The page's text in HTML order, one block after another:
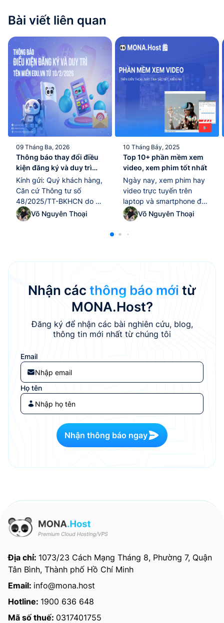
Bài viết liên quan
09 Tháng Ba, 2026
Thông báo thay đổi điều
kiện đăng ký và duy trì
tên miền “.edu.vn” kể từ
ngày 10/02/2026
Kính gửi: Quý khách hàng,
Căn cứ Thông tư số
48/2025/TT-BKHCN do Bộ
Khoa học và Công nghệ
ban hành ngày
dụng tài nguyên Internet
miền “.vn”, địa chỉ IP, ASN),
MONA Host...
Võ Nguyên Thoại
10 Tháng Bảy, 2025
Top 10+ phần mềm xem
video, xem phim tốt nhất
Ngày nay, xem phim hay
video trực tuyến trên
laptop và smartphone đã
trở thành thói quen giải trí
quen thuộc của nhiều
người. Tuy nhiên, để tận
lựa chọn một phần mềm
tố không thể thiếu.
Trong...
Võ Nguyên Thoại
Nhận các thông báo mới từ
MONA.Host?
Đăng ký để nhận các bài nghiên cứu, blog,
thông tin mới nhất từ chúng tôi
Email
Họ tên
Nhận thông báo ngay
Địa chỉ: 1073/23 Cách Mạng Tháng 8, Phường 7, Quận
Tân Bình, Thành phố Hồ Chí Minh
Email: info@mona.host
Hotline: 1900 636 648
Mã số thuế: 0317401755